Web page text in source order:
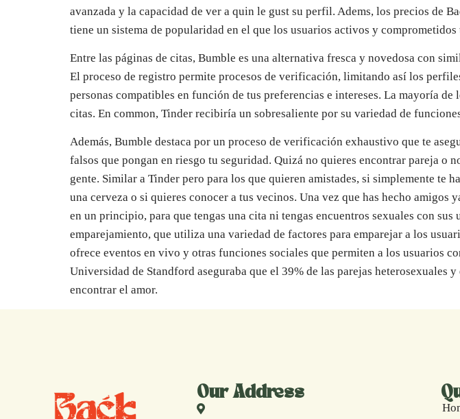
avanzada y la capacidad de ver a quin le gust su perfil. Adems, los precios de
tiene un sistema de popularidad en el que los usuarios activos y comprometidos
Entre las páginas de citas, Bumble es una alternativa fresca y novedosa con
El proceso de registro permite procesos de verificación, limitando así los
personas compatibles en función de tus preferencias e intereses. La mayoría
citas. En common, Tinder recibiría un sobresaliente por su variedad de
Además, Bumble destaca por un proceso de verificación exhaustivo que te
falsos que pongan en riesgo tu seguridad. Quizá no quieres encontrar pareja o
gente. Similar a Tinder pero para los que quieren amistades, si simplemente te
una cerveza o si quieres conocer a tus vecinos. Una vez que has hecho
en un principio, para que tengas una cita ni tengas encuentros sexuales con
emparejamiento, que utiliza una variedad de factores para emparejar a los
ofrece eventos en vivo y otras funciones sociales que permiten a los usuarios
Universidad de Standford aseguraba que el 39% de las parejas heterosexuales
encontrar el amor.
Our Address